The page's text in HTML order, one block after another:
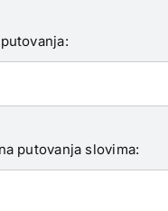
putovanja slovima: